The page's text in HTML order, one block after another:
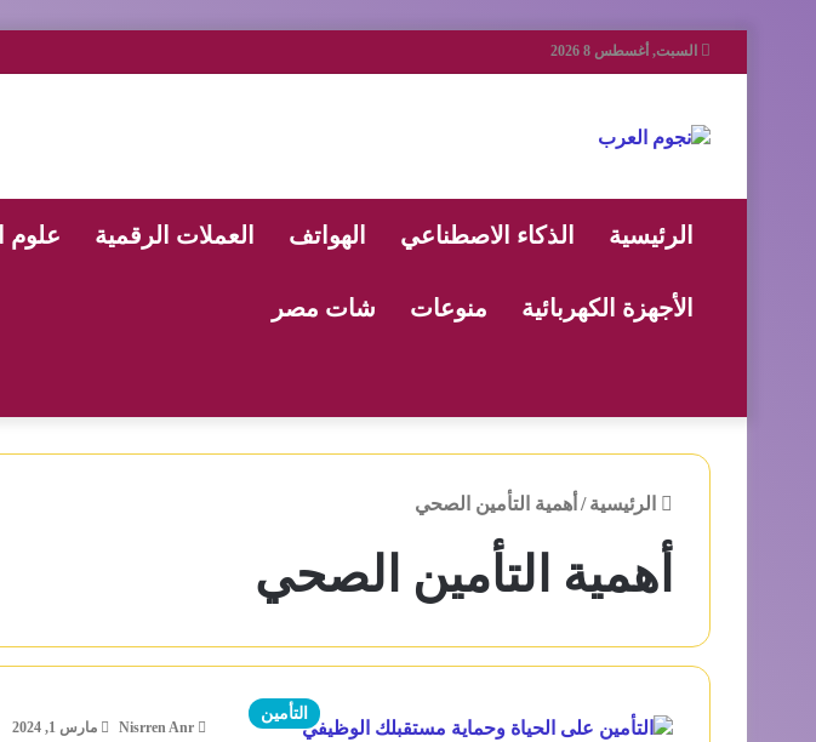
السبت, أغسطس 8 2026
الرئيسية الذكاء الاصطناعي الهواتف العملات الرقمية علوم
الأجهزة الكهربائية منوعات شات مصر
الرئيسية / أهمية التأمين الصحي
أهمية التأمين الصحي
التأمين
Nisrren Anr مارس 1, 2024